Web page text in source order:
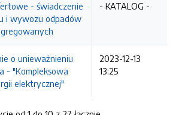
- świadczenie
i wywozu odpadów
- KATALOG -
o unieważnieniu
- "Kompleksowa
elektrycznej"
2023-12-13
13:25